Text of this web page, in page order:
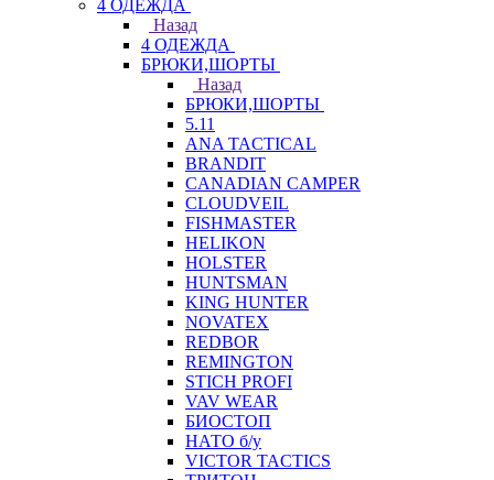
4 ОДЕЖДА
Назад
4 ОДЕЖДА
БРЮКИ,ШОРТЫ
Назад
БРЮКИ,ШОРТЫ
5.11
ANA TACTICAL
BRANDIT
CANADIAN CAMPER
CLOUDVEIL
FISHMASTER
HELIKON
HOLSTER
HUNTSMAN
KING HUNTER
NOVATEX
REDBOR
REMINGTON
STICH PROFI
VAV WEAR
БИОСТОП
НАТО б/у
VICTOR TACTICS